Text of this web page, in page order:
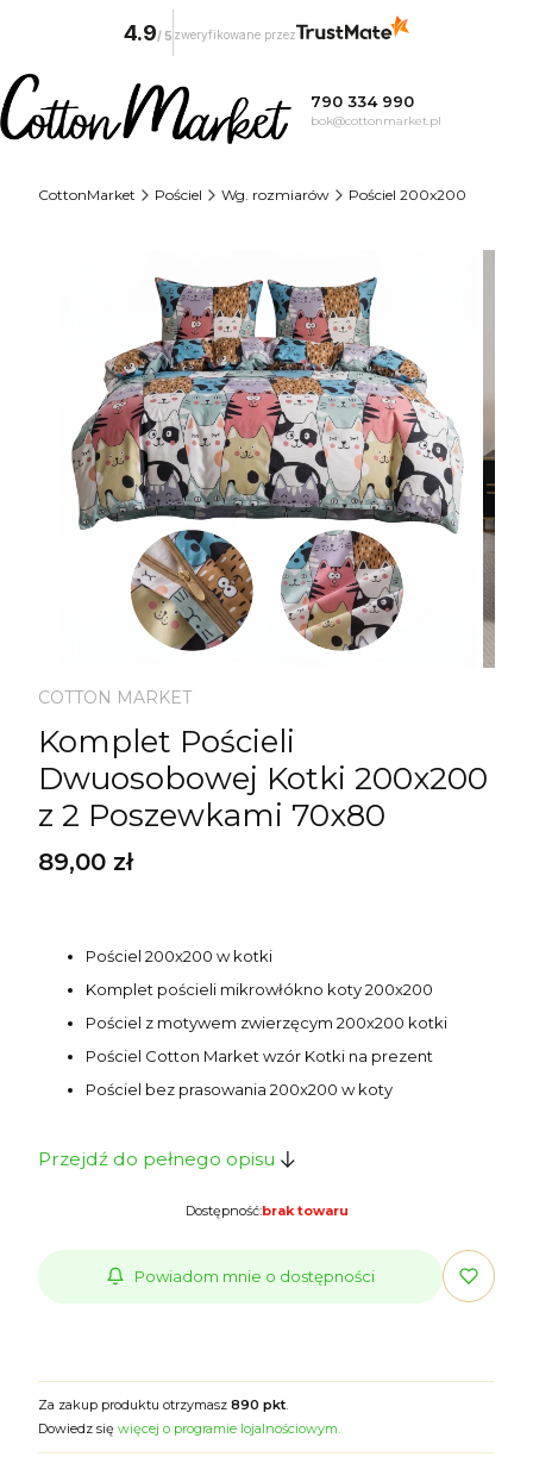
790 334 990
bok@cottonmarket.pl
CottonMarket Pościel Wg. rozmiarów Pościel 200x200
COTTON MARKET
Komplet Pościeli
Dwuosobowej Kotki 200x200
z 2 Poszewkami 70x80
Cena
89,00 zł
Pościel 200x200 w kotki
Komplet pościeli mikrowłókno koty 200x200
Pościel z motywem zwierzęcym 200x200 kotki
Pościel Cotton Market wzór Kotki na prezent
Pościel bez prasowania 200x200 w koty
Przejdź do pełnego opisu
Dostępność:brak towaru
Powiadom mnie o dostępności
Za zakup produktu otrzymasz 890 pkt.
Dowiedz się więcej o programie lojalnościowym.
4.9/ 5 zweryfikowane przez